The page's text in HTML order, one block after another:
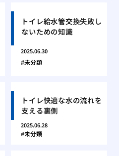
トイレ給水管交換失敗し
ないための知識
2025.06.30
未分類
トイレ快適な水の流れを
支える裏側
2025.06.28
未分類